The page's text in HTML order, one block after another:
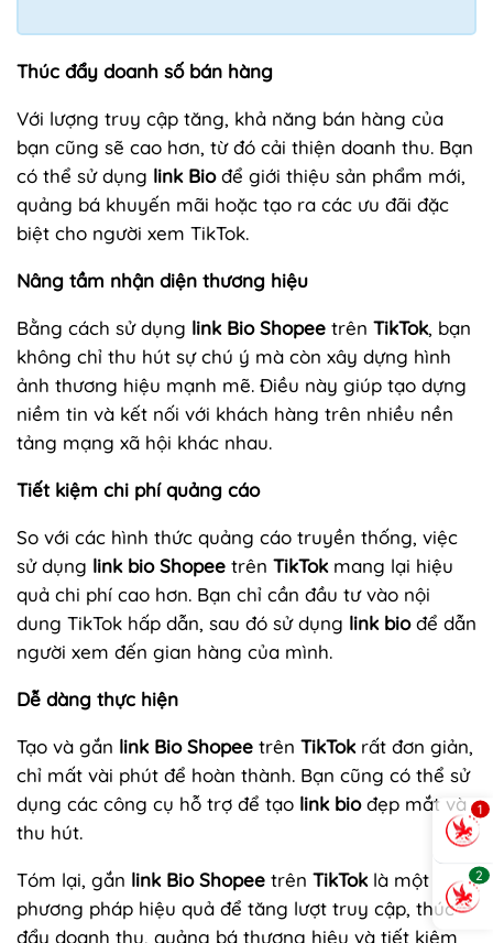
Thúc đẩy doanh số bán hàng
Với lượng truy cập tăng, khả năng bán hàng của
bạn cũng sẽ cao hơn, từ đó cải thiện doanh thu. Bạn
có thể sử dụng link Biođể giới thiệu sản phẩm mới,
quảng bá khuyến mãi hoặc tạo ra các ưu đãi đặc
biệt cho người xem TikTok.
Nâng tầm nhận diện thương hiệu
Bằng cách sử dụng link Bio Shopee trên TikTok, bạn
không chỉ thu hút sự chú ý mà còn xây dựng hình
ảnh thương hiệu mạnh mẽ. Điều này giúp tạo dựng
niềm tin và kết nối với khách hàng trên nhiều nền
tảng mạng xã hội khác nhau.
Tiết kiệm chi phí quảng cáo
So với các hình thức quảng cáo truyền thống, việc
sử dụng link bio Shopee trên TikTokmang lại hiệu
quả chi phí cao hơn. Bạn chỉ cần đầu tư vào nội
dung TikTok hấp dẫn, sau đó sử dụng link biođể dẫn
người xem đến gian hàng của mình.
Dễ dàng thực hiện
Tạo và gắn link Bio Shopee trên TikTokrất đơn giản,
chỉ mất vài phút để hoàn thành. Bạn cũng có thể sử
dụng các công cụ hỗ trợ để tạo link biođẹp mắt và
thu hút.
Tóm lại, gắn link Bio Shopee trên TikToklà một
phương pháp hiệu quả để tăng lượt truy cập, thúc
đẩy doanh thu, quảng bá thương hiệu và tiết kiệm
1
2